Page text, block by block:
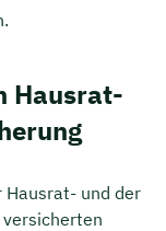
Hausrat-
Hausrat- und der